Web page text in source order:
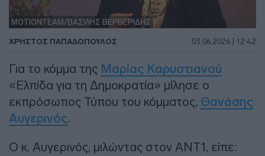
ΜΟΤΙΟΝΤΕΑΜ/ΒΑΣΙΛΗΣ ΒΕΡΒΕΡΙΔΗΣ
ΧΡΉΣΤΟΣ ΠΑΠΑΔΌΠΟΥΛΟΣ 03.06.2026 | 12:42
Για το κόμμα της Μαρίας Καρυστιανού
«Ελπίδα για τη Δημοκρατία» μίλησε ο
εκπρόσωπος Τύπου του κόμματος, Θανάσης
Αυγερινός.
Ο κ. Αυγερινός, μιλώντας στον ΑΝΤ1, είπε: